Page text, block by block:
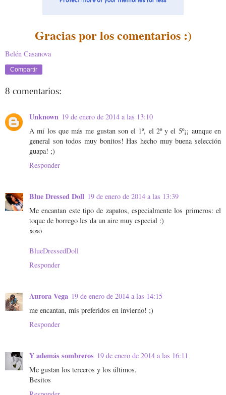
Gracias por los comentarios :)
Belén Casanova
Compartir
8 comentarios:
Unknown 19 de enero de 2014 a las 13:10
A mí los que más me gustan son el 1º, el 2º y el 5º¡¡ aunque en
general son todos muy bonitos! Has hecho muy buena selección
guapa! ;)
Responder
Blue Dressed Doll 19 de enero de 2014 a las 13:39
Me encantan este tipo de zapatos, especialmente los primeros: el
toque de borrego les da un aire muy especial :)
xoxo
BlueDressedDoll
Responder
Aurora Vega 19 de enero de 2014 a las 14:15
me encantan, mis preferidos en invierno! ;)
Responder
Y además sombreros 19 de enero de 2014 a las 16:11
Me gustan los terceros y los últimos.
Besitos